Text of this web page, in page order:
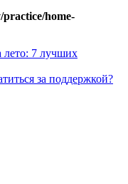
home-
лето: 7 лучших
за поддержкой?